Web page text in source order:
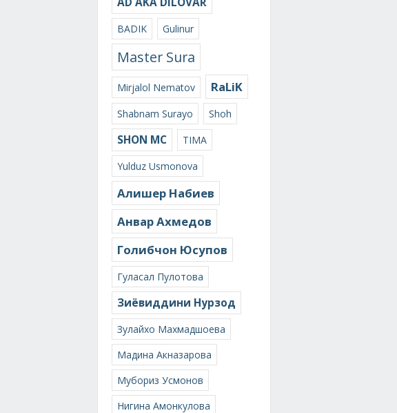
BADIK Gulinur
Master Sura
Mirjalol Nematov RaLiK
Shabnam Surayo Shoh
SHON MC
TIMA
Yulduz Usmonova
Алишер Набиев
Анвар Ахмедов
Голибчон Юсупов
Гуласал Пулотова
Зиёвиддини Нурзод
Зулайхо Махмадшоева
Мадина Акназарова
Мубориз Усмонов
Нигина Амонкулова